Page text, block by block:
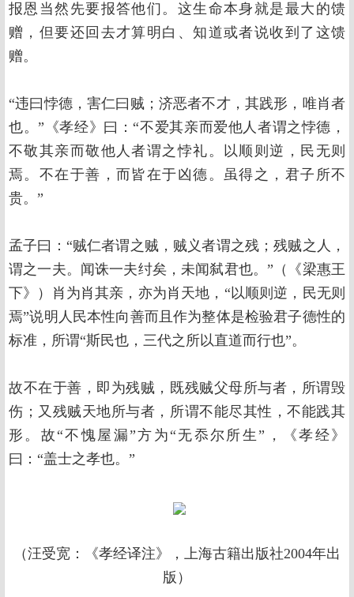
报恩当然先要报答他们。这生命本身就是最大的馈
赠，但要还回去才算明白、知道或者说收到了这馈
赠。
“违曰悖德，害仁曰贼；济恶者不才，其践形，唯肖者
也。”《孝经》曰：“不爱其亲而爱他人者谓之悖德，
不敬其亲而敬他人者谓之悖礼。以顺则逆，民无则
焉。不在于善，而皆在于凶德。虽得之，君子所不
贵。”
孟子曰：“贼仁者谓之贼，贼义者谓之残；残贼之人，
谓之一夫。闻诛一夫纣矣，未闻弑君也。”（《梁惠王
下》）肖为肖其亲，亦为肖天地，“以顺则逆，民无则
焉”说明人民本性向善而且作为整体是检验君子德性的
标准，所谓“斯民也，三代之所以直道而行也”。
故不在于善，即为残贼，既残贼父母所与者，所谓毁
伤；又残贼天地所与者，所谓不能尽其性，不能践其
形。故“不愧屋漏”方为“无忝尔所生”，《孝经》
曰：“盖士之孝也。”
（汪受宽：《孝经译注》，上海古籍出版社2004年出
版）